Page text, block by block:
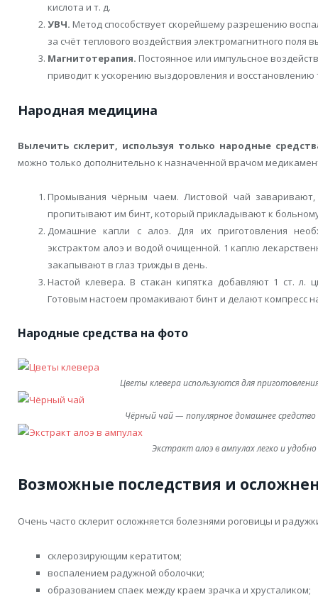
кислота и т. д.
УВЧ. Метод способствует скорейшему разрешению
за счёт теплового воздействия электромагнитного поля
Магнитотерапия. Постоянное или импульсное
приводит к ускорению выздоровления и восстановлению
Народная медицина
Вылечить склерит, используя только народные
можно только дополнительно к назначенной врачом
Промывания чёрным чаем. Листовой чай
пропитывают им бинт, который прикладывают к
Домашние капли с алоэ. Для их приготовления
экстрактом алоэ и водой очищенной. 1 каплю
закапывают в глаз трижды в день.
Настой клевера. В стакан кипятка добавляют 1 ст. л.
Готовым настоем промакивают бинт и делают компресс
Народные средства на фото
Цветы клевера используются для
Чёрный чай — популярное домашнее средство
Экстракт алоэ в ампулах легко и
Возможные последствия и
Очень часто склерит осложняется болезнями роговицы и
склерозирующим кератитом;
воспалением радужной оболочки;
образованием спаек между краем зрачка и хрусталиком;